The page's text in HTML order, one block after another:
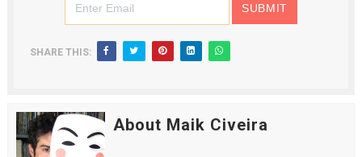
SHARE THIS:
About Maik Civeira